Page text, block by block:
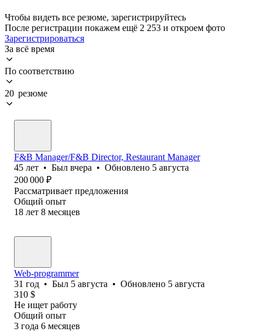
Чтобы видеть все резюме, зарегистрируйтесь
После регистрации покажем ещё 2 253 и откроем фото
Зарегистрироваться
За всё время
По соответствию
20 резюме
F&B Manager/F&B Director, Restaurant Manager
45 лет • Был вчера • Обновлено 5 августа
200 000 ₽
Рассматривает предложения
Общий опыт
18 лет 8 месяцев
Web-programmer
31 год • Был 5 августа • Обновлено 5 августа
310 $
Не ищет работу
Общий опыт
3 года 6 месяцев